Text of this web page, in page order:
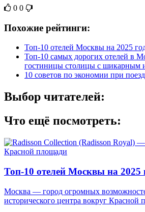
0 0
Похожие рейтинги:
Топ-10 отелей Москвы на 2025
Топ-10 самых дорогих отелей в
гостиницы столицы с шикарным
10 советов по экономии при
Выбор читателей:
Что ещё посмотреть:
Топ-10 отелей Москвы на 2025
Москва — город огромных
исторического центра вокруг Красной